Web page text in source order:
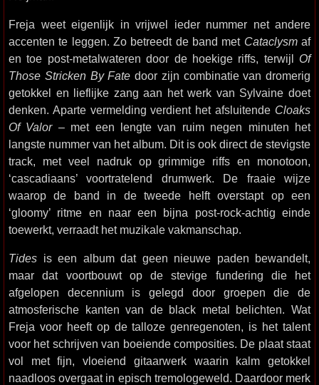
Freja weet eigenlijk in vrijwel ieder nummer net andere
accenten te leggen. Zo betreedt de band met Cataclysmaf
en toe post-metalwateren door de hoekige riffs, terwijl Of
Those Stricken By Fate door zijn combinatie van dromerig
getokkel en lieflijke zang aan het werk van Sylvaine doet
denken. Aparte vermelding verdient het afsluitende Cloaks
Of Valor– met een lengte van ruim negen minuten het
langste nummer van het album. Dit is ook direct de stevigste
track, met veel nadruk op grimmige riffs en monotoon,
‘cascadiaans’ voortratelend drumwerk. De fraaie wijze
waarop de band in de tweede helft overstapt op een
‘gloomy’ ritme en naar een bijna post-rock-achtig einde
toewerkt, verraadt het muzikale vakmanschap.
Tides is een album dat geen nieuwe paden bewandelt,
maar dat voortbouwt op de stevige fundering die het
afgelopen decennium is gelegd door groepen die de
atmosferische kanten van de black metal belichten. Wat
Freja voor heeft op de talloze genregenoten, is het talent
voor het schrijven van boeiende composities. De plaat staat
vol met fijn, vloeiend gitaarwerk waarin kalm getokkel
naadloos overgaat in episch tremologeweld. Daardoor merk